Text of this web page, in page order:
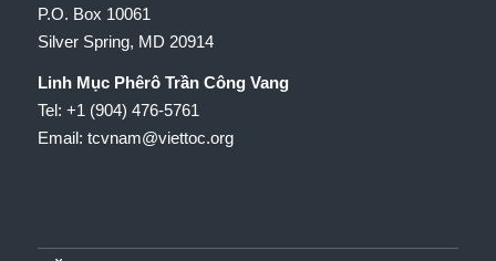
P.O. Box 10061
Silver Spring, MD 20914
Linh Mục Phêrô Trần Công Vang
Tel: +1 (904) 476-5761
Email: tcvnam@viettoc.org